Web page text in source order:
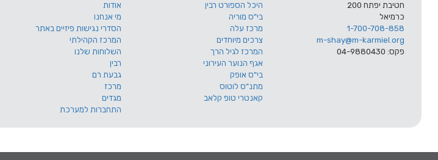
חטיבת יפתח 200
כרמיאל
1-700-708-858
m-shay@m-karmiel.org
פקס: 04-9880430
היכל הספורט רבין
בי"ס מוריה
מרכז עלה
צרכים מיוחדים
המרכז לגיל הרך
אגף הנוער העירוני
בי"ס אופק
מתנ"ס לוטוס
קאנטרי טופ קלאב
אודות
מי אנחנו
הסדרי נגישות פיזיים באתר
המרכז הקהילתי
השלוחות שלנו
רבין
גבעת רם
מרכז
מגדים
התחברות למערכת